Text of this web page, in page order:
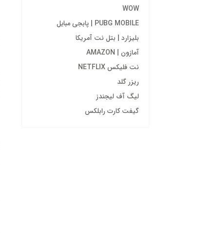
WOW
PUBG MOBILE | پابجی مبایل
بلیزارد | بتل نت آمریکا
آمازون | AMAZON
نت فلیکس NETFLIX
ریزر گلد
لیگ آف لیجندز
گیفت کارت رابلکس